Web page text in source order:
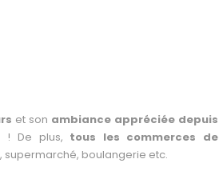
et son ambiance appréciée depuis
! De plus, tous les commerces de
supermarché, boulangerie etc.